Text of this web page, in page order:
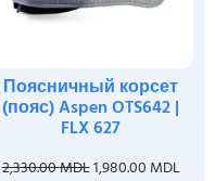
Поясничный корсет
(пояс) Aspen OTS642 |
FLX 627
2,330.00MDL1,980.00 MDL